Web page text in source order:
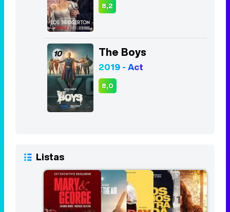
8,2
10 The Boys
2019 - Act
8,0
Listas